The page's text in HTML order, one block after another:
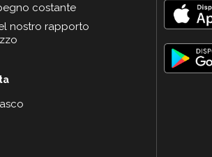
costante
nostro rapporto